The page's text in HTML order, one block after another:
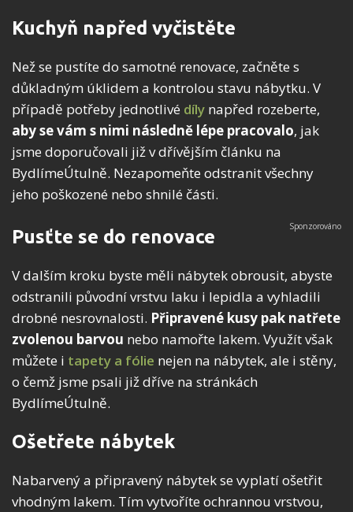
Kuchyň napřed vyčistěte
Než se pustíte do samotné renovace, začněte s
důkladným úklidem a kontrolou stavu nábytku. V
případě potřeby jednotlivé díly napřed rozeberte,
aby se vám s nimi následně lépe pracovalo, jak
jsme doporučovali již v dřívějším článku na
BydlímeÚtulně. Nezapomeňte odstranit všechny
jeho poškozené nebo shnilé části.
Pusťte se do renovace
V dalším kroku byste měli nábytek obrousit, abyste
odstranili původní vrstvu laku i lepidla a vyhladili
drobné nesrovnalosti. Připravené kusy pak natřete
zvolenou barvou nebo namořte lakem. Využít však
můžete i tapety a fólie nejen na nábytek, ale i stěny,
o čemž jsme psali již dříve na stránkách
BydlímeÚtulně.
Ošetřete nábytek
Nabarvený a připravený nábytek se vyplatí ošetřit
vhodným lakem. Tím vytvoříte ochrannou vrstvou,